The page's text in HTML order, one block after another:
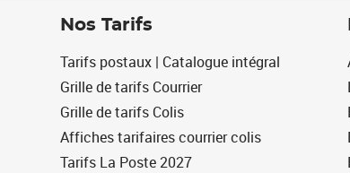
Nos Tarifs
Tarifs postaux | Catalogue intégral
Grille de tarifs Courrier
Grille de tarifs Colis
Affiches tarifaires courrier colis
Tarifs La Poste 2027